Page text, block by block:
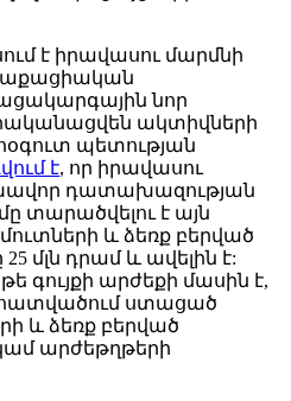
է իրավասու մարմնի
նոր
ակտիվների
հօգուտ պետության
է, որ իրավասու
դատախազության
տարածվելու է այն
և ձեռք բերված
մլն դրամ և ավելին է:
գույքի արժեքի մասին է,
ստացած
և ձեռք բերված
արժեթղթերի